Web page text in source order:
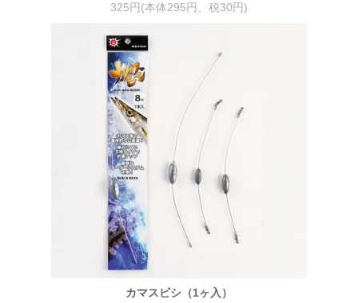
325円(本体295円、税30円)
カマスビシ（1ヶ入）